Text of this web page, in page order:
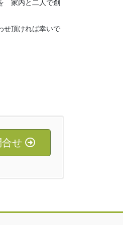
家内と二人で創
せ頂ければ幸いで
合せ